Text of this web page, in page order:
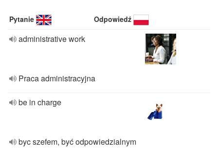
Pytanie Odpowiedź
administrative work
Praca administracyjna
be in charge
byc szefem, być odpowiedzialnym